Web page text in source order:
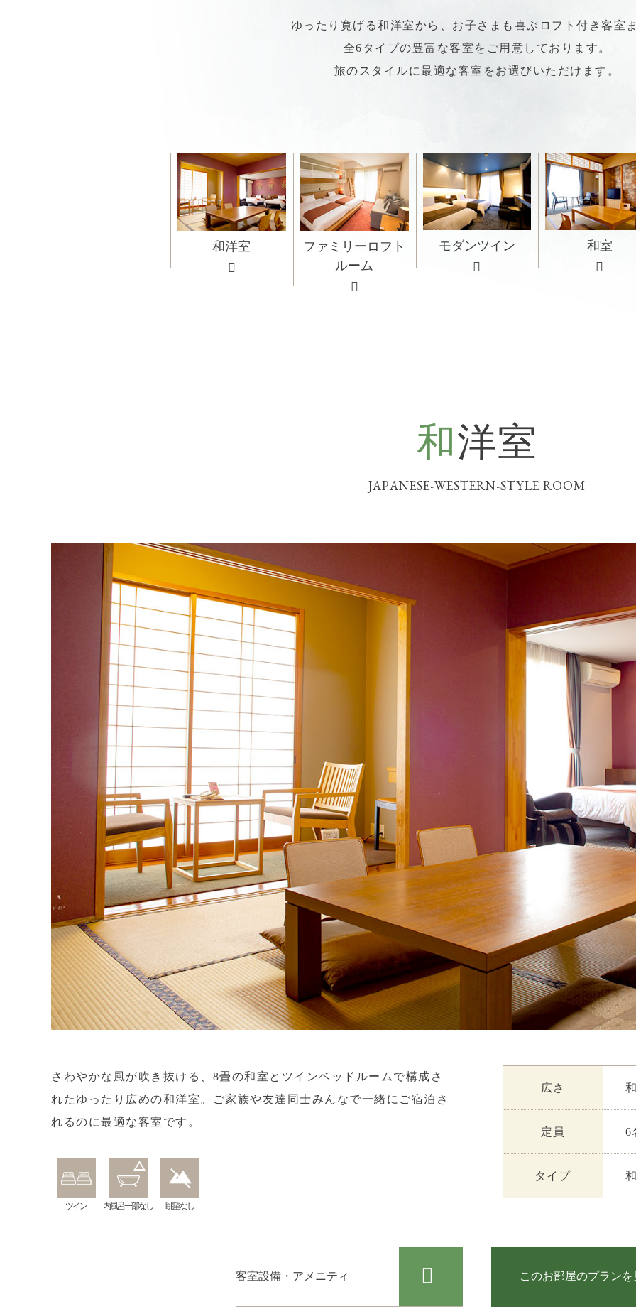
ゆったり寛げる和洋室から、お子さまも喜ぶロフト付き客室
全6タイプの豊富な客室をご用意しております。
旅のスタイルに最適な客室をお選びいただけます。
和洋室 ファミリー ロフト
ルーム
モダンツイン 和室
和洋室
JAPANESE-WESTERN-STYLE ROOM
さわやかな風が吹き抜ける、8畳の和室とツインベッドルームで構成さ
れたゆったり広めの和洋室。ご家族や友達同士みんなで一緒にご宿泊さ
れるのに最適な客室です。
ツイン 内風呂一部なし 眺望なし
広さ
定員 6
タイプ
客室設備・アメニティ このお部屋のプランを